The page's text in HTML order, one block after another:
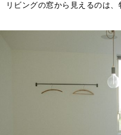
リビングの窓から見えるのは